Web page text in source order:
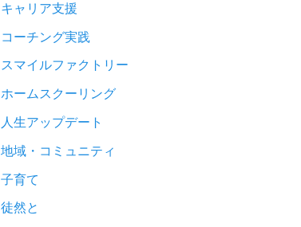
キャリア支援
コーチング実践
スマイルファクトリー
ホームスクーリング
人生アップデート
地域・コミュニティ
子育て
徒然と